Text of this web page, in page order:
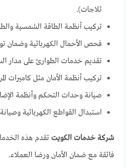
ثلاجات).
تركيب أنظمة الطاقة الشمسية
فحص الأحمال الكهربائية وضمان
تقديم خدمات الطوارئ على مدار
تركيب أنظمة الأمان مثل كاميرات
صيانة وحدات التحكم وأنظمة
استبدال القواطع الكهربائية
شركة خدمات الكويت تقدم هذه
فائقة مع ضمان الأمان ورضا العملاء.